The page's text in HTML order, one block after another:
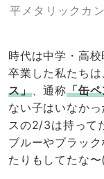
平メタリックカ
時代は中学・高
卒業した私たち
ス」、通称「缶
ない子はいなか
スの2/3は持って
ブルーやブラッ
たりもしてたな〜